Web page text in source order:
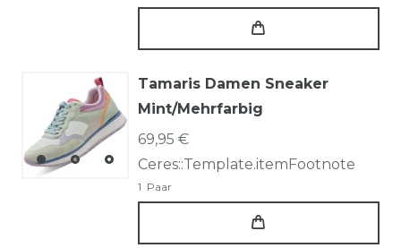
Tamaris Damen Sneaker
Mint/Mehrfarbig
69,95 €
Ceres::Template.itemFootnote
1 Paar